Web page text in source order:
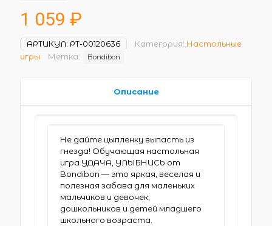
1 059 ₽
АРТИКУЛ: РТ-00120636 Категория: Настольные
игры
Метка: Bondibon
Описание
Не дайте цыпленку выпасть из
гнезда! Обучающая настольная
игра УДАЧА, УЛЫБНИСЬ от
Bondibon — это яркая, веселая и
полезная забава для маленьких
мальчиков и девочек,
дошкольников и детей младшего
школьного возраста.